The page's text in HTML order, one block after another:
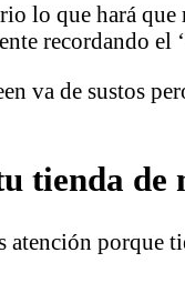
lo que hará
recordando el
va de sustos
tienda de
atención porque